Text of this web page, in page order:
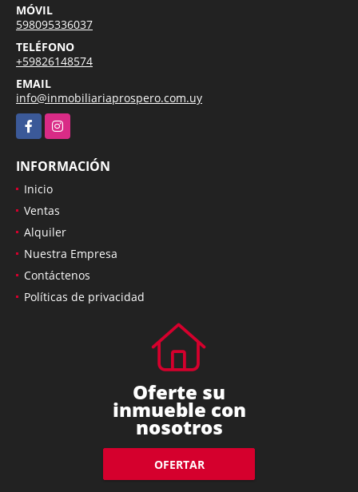
MÓVIL
598095336037
TELÉFONO
+59826148574
EMAIL
info@inmobiliariaprospero.com.uy
FacebookInstagram
INFORMACIÓN
Inicio
Ventas
Alquiler
Nuestra Empresa
Contáctenos
Políticas de privacidad
Oferte su
inmueble con
nosotros
OFERTAR